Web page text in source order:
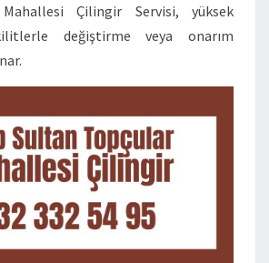
Çilingir Servisi, yüksek
değiştirme veya onarım